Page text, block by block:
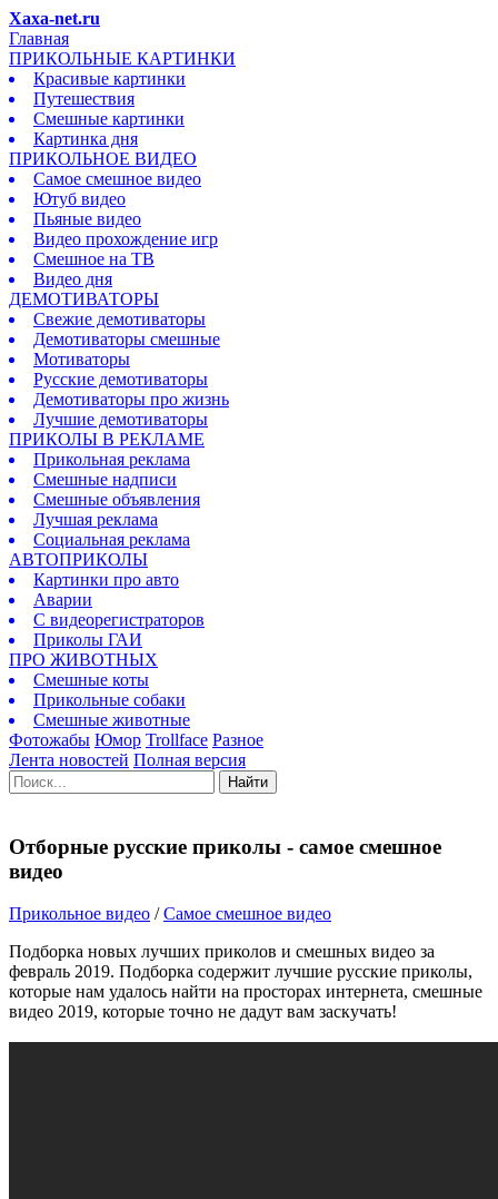
Xaxa-net.ru
Главная
ПРИКОЛЬНЫЕ КАРТИНКИ
Красивые картинки
Путешествия
Смешные картинки
Картинка дня
ПРИКОЛЬНОЕ ВИДЕО
Самое смешное видео
Ютуб видео
Пьяные видео
Видео прохождение игр
Смешное на ТВ
Видео дня
ДЕМОТИВАТОРЫ
Свежие демотиваторы
Демотиваторы смешные
Мотиваторы
Русские демотиваторы
Демотиваторы про жизнь
Лучшие демотиваторы
ПРИКОЛЫ В РЕКЛАМЕ
Прикольная реклама
Смешные надписи
Смешные объявления
Лучшая реклама
Социальная реклама
АВТОПРИКОЛЫ
Картинки про авто
Аварии
С видеорегистраторов
Приколы ГАИ
ПРО ЖИВОТНЫХ
Смешные коты
Прикольные собаки
Смешные животные
Фотожабы Юмор Trollface Разное
Лента новостей Полная версия
Найти
Отборные русские приколы - самое смешное
видео
Прикольное видео /Самое смешное видео
Подборка новых лучших приколов и смешных видео за
февраль 2019. Подборка содержит лучшие русские приколы,
которые нам удалось найти на просторах интернета, смешные
видео 2019, которые точно не дадут вам заскучать!